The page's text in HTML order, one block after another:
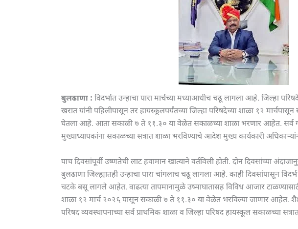
बुलढाणा : विदर्भात उन्हाचा पारा मार्चच्या मध्याआधीच चढू लागला आहे. जिल्हा
खरात यांनी पहिलीपासून तर हायस्कूलपर्यंतच्या जिल्हा परिषदेच्या शाळा १२
घेतला आहे. आता सकाळी ७ ते ११.३० या वेळेत सकाळच्या शाळा भरणार आहेत. सर्व
मुख्याध्यापकांना सकाळच्या सत्रात शाळा भरविण्याचे आदेश मुख्य कार्यकारी
पाच दिवसांपूर्वी उष्णतेची लाट हवामान खात्याने वर्तविली होती. दोन दिवसांच्या
बुलढाणा जिल्ह्यातही उन्हाचा पारा चांगलाच चढू लागला आहे. काही दिवसांपासून
चटके बसू लागले आहेत. वाढत्या तापमानामुळे उष्माघातासह विविध आजार टाळण्यासाठी
शाळा १२ मार्च २०२६ पासून सकाळी ७ ते ११.३० या वेळेत भरविल्या जाणार आहेत.
परिषद व्यवस्थापनाच्या सर्व प्राथमिक शाळा व जिल्हा परिषद हायस्कूल सकाळच्या